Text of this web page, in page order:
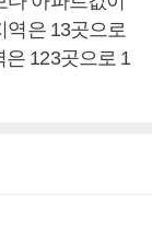
역은 13곳으로
123곳으로 1